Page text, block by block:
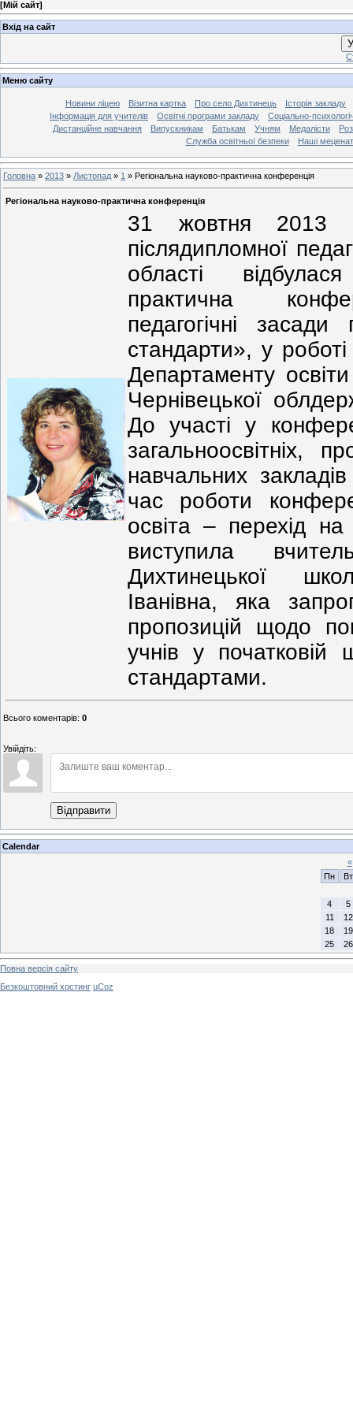
[Мій сайт]
Вхід на сайт
Меню сайту
Новини ліцею Візитна картка Про село Дихтинець
Історія закладу
Інформація для учителів
Освітні програми закладу
Соціально-
Дистанційне навчання
Випускникам Батькам Учням Медалісти
Служба освітньої безпеки
Наші
Головна » 2013 » Листопад » 1 » Регіональна науково-практична конференція
Регіональна науково-практична конференція
31 жовтня 2013
післядипломної
області
практична
педагогічні
стандарти», у
Департаменту
Чернівецької
До участі у
загальноосвітніх,
навчальних
час роботи
освіта – перехід
виступила
Дихтинецької
Іванівна, яка
пропозицій щодо
учнів у початковій
стандартами.
Всього коментарів: 0
Увійдіть:
Відправити
Calendar
«
Пн
Вт
4
5
11
12
18
19
25
26
Повна версія сайту
Безкоштовний хостинг uCoz